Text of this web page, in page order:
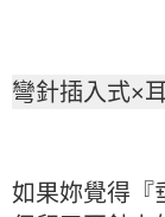
彎針插入式×
如果妳覺得『